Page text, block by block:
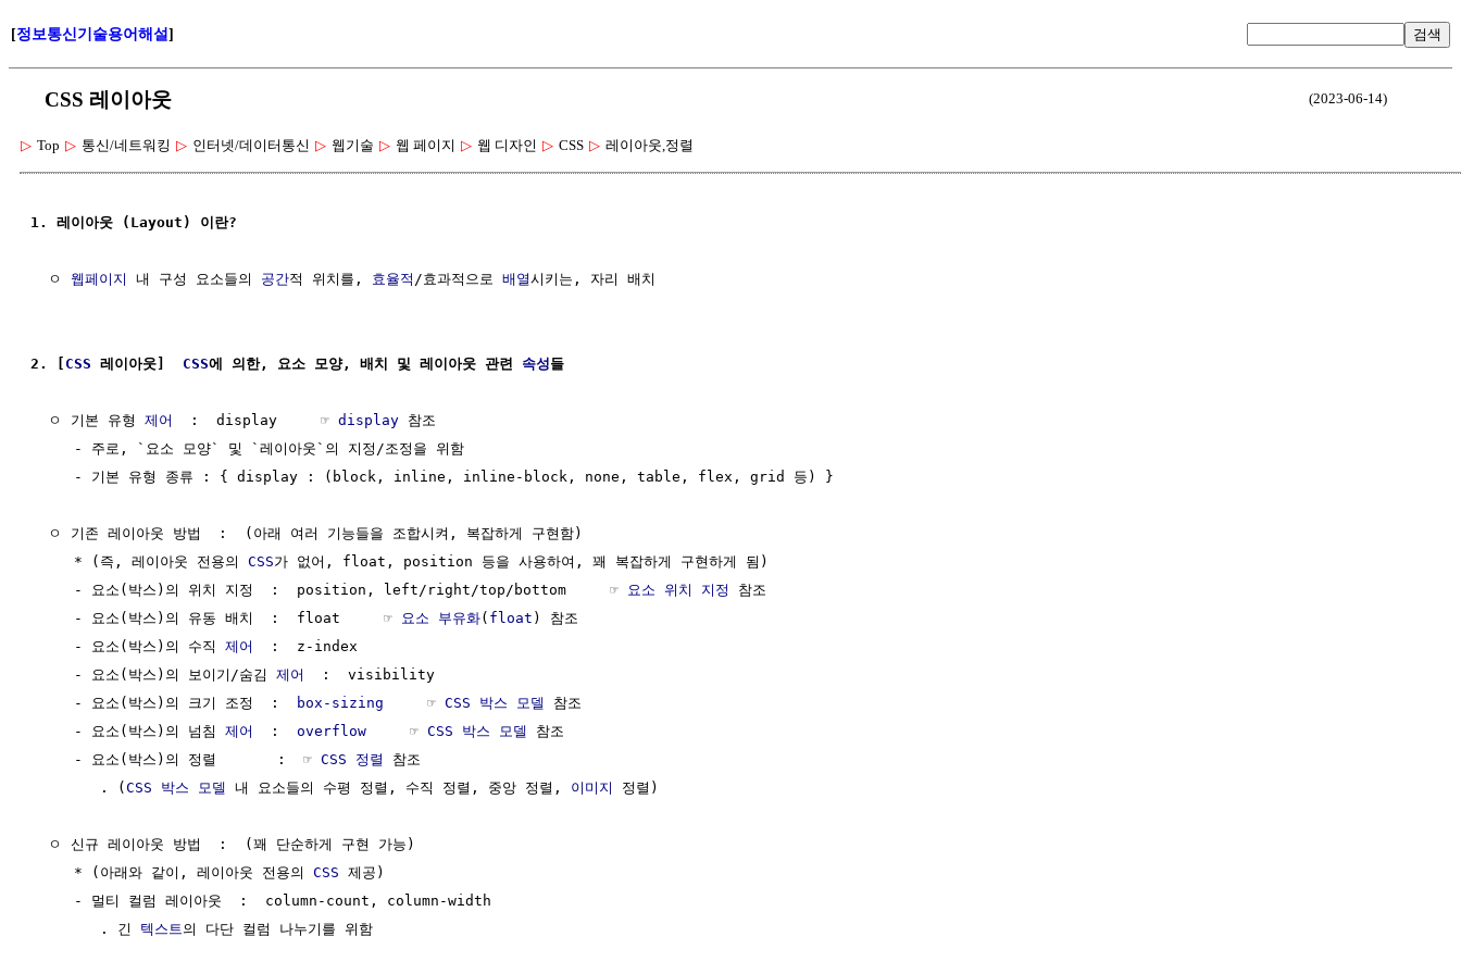
[정보통신기술용어해설] 검색
CSS 레이아웃 (2023-06-14)
▷ Top ▷ 통신/네트워킹 ▷ 인터넷/데이터통신 ▷ 웹기술 ▷ 웹 페이지 ▷ 웹 디자인 ▷ CSS ▷ 레이아웃,정렬
1. 레이아웃 (Layout) 이란?
  ㅇ
웹페이지 내 구성 요소들의 공간적 위치를, 효율적 /효과적으로 배열시키는, 자리 배치
2. [ CSS 레이아웃] CSS에 의한, 요소 모양, 배치 및 레이아웃 관련 속성들
  ㅇ 기본 유형
제어
  :  display     ☞
display 참조
     - 주로, `요소 모양` 및 `레이아웃`의 지정/조정을 위함
     - 기본 유형 종류 : { display : (block, inline, inline-block, none, table, flex, grid 등) }
  ㅇ 기존 레이아웃 방법  :  (아래 여러 기능들을 조합시켜, 복잡하게 구현함)
     * (즉, 레이아웃 전용의
CSS가 없어, float, position 등을 사용하여, 꽤 복잡하게 구현하게 됨)
     - 요소(박스)의 위치 지정  :  position, left/right/top/bottom     ☞
요소 위치 지정
참조
     - 요소(박스)의 유동 배치  :  float     ☞
요소 부유화( float ) 참조
     - 요소(박스)의 수직
제어
  :  z-index
     - 요소(박스)의 보이기/숨김
제어
  :  visibility
     - 요소(박스)의 크기 조정  :
box-sizing
     ☞
CSS 박스 모델
참조
     - 요소(박스)의 넘침
제어
  :
overflow
     ☞
CSS 박스 모델
참조
     - 요소(박스)의 정렬       :  ☞
CSS 정렬
참조
        . (
CSS 박스 모델 내 요소들의 수평 정렬, 수직 정렬, 중앙 정렬, 이미지 정렬)
  ㅇ 신규 레이아웃 방법  :  (꽤 단순하게 구현 가능)
     * (아래와 같이, 레이아웃 전용의
CSS 제공)
     - 멀티 컬럼 레이아웃  :  column-count, column-width
        . 긴
텍스트 의 다단 컬럼 나누기를 위함